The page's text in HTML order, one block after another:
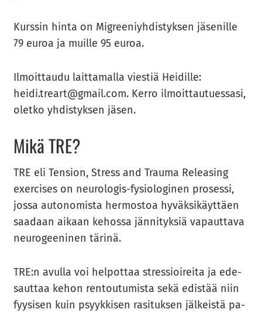
Kurs­sin hinta on Migree­niyh­dis­tyk­sen jä­se­nil­le
79 euroa ja muil­le 95 euroa.
Il­moit­tau­du lait­ta­mal­la vies­tiä Hei­dil­le:
heidi.treart@gmail.com. Kerro il­moit­tau­tues­sa­si,
olet­ko yh­dis­tyk­sen jäsen.
Mikä TRE?
TRE eli Ten­sion, Stress and Trau­ma Re­lea­sing
exercises on neurologis-​​fysiologinen pro­ses­si,
jossa au­to­no­mis­ta her­mos­toa hy­väk­si­käyt­täen
saa­daan ai­kaan ke­hos­sa jän­ni­tyk­siä va­paut­ta­va
neu­ro­gee­ni­nen tä­ri­nä.
TRE:n avul­la voi hel­pot­taa stres­sioi­rei­ta ja ede­
saut­taa kehon ren­tou­tu­mis­ta sekä edis­tää niin
fyy­si­sen kuin psyyk­ki­sen ra­si­tuk­sen jäl­keis­tä pa­